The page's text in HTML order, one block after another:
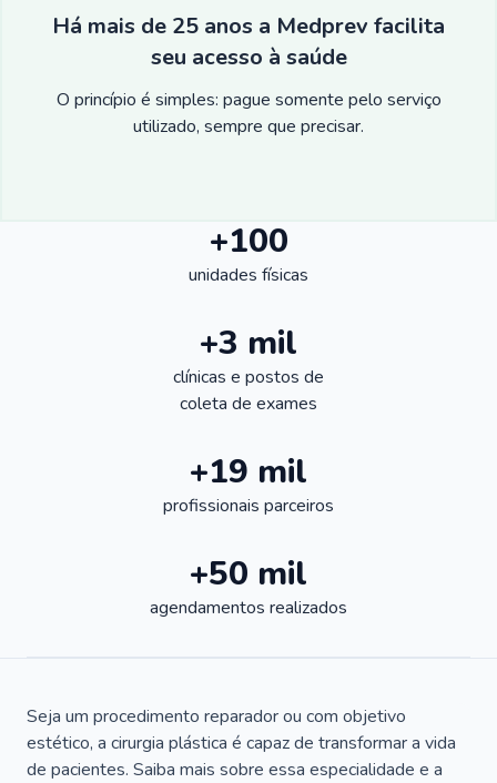
Há mais de 25 anos a Medprev facilita
seu acesso à saúde
O princípio é simples: pague somente pelo serviço
utilizado, sempre que precisar.
+100
unidades físicas
+3 mil
clínicas e postos de
coleta de exames
+19 mil
profissionais parceiros
+50 mil
agendamentos realizados
Seja um procedimento reparador ou com objetivo
estético, a cirurgia plástica é capaz de transformar a vida
de pacientes. Saiba mais sobre essa especialidade e a